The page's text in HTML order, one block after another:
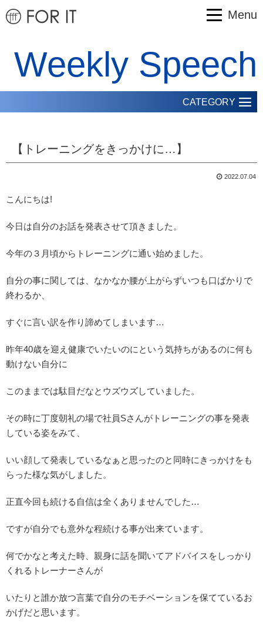
Menu
Weekly Speech
CATEGORY
【トレーニングをきっかけに…】
2022.07.04
こんにちは!
今日は自分のお話を発表させて頂きました。
今年の３月頃からトレーニングに通い始めました。
自分の事に関しては、なかなか腰が上がらずいつも口ばかりで
終わるか、
すぐに言い訳を作り諦めてしまいます…
昨年40歳を迎え健康でいたいのにという気持ちがあるのに何も
動けない自分に
このままでは駄目だなとウズウズしていました。
その時に丁度朝礼の場で社員Sさんがトレーニングの事を発表
している姿をみて、
いい顔して発表しているなぁと思ったのと同時にきっかけをも
らった様な気がしました。
正直今回も続ける自信は全くありませんでした…
ですが自分でも意外な程続ける事が出来ています。
何でかなと考えた時、親身に話を聞いてアドバイスをしっかり
くれるトレーナーさんが
いたりと誰か放つ言葉で自分のモチベーションを保てているお
かげだと思います。